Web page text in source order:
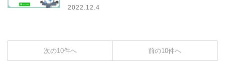
2022.12.4
次の10件へ 前の10件へ